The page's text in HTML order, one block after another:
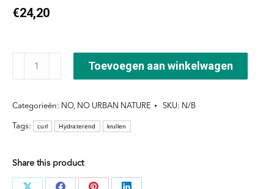
€24,20
(nieuw)
aantal
Toevoegen aan winkelwagen
Categorieën: NO, NO URBAN NATURE SKU: N/B
Tags: curl Hydraterend krullen
Share this product